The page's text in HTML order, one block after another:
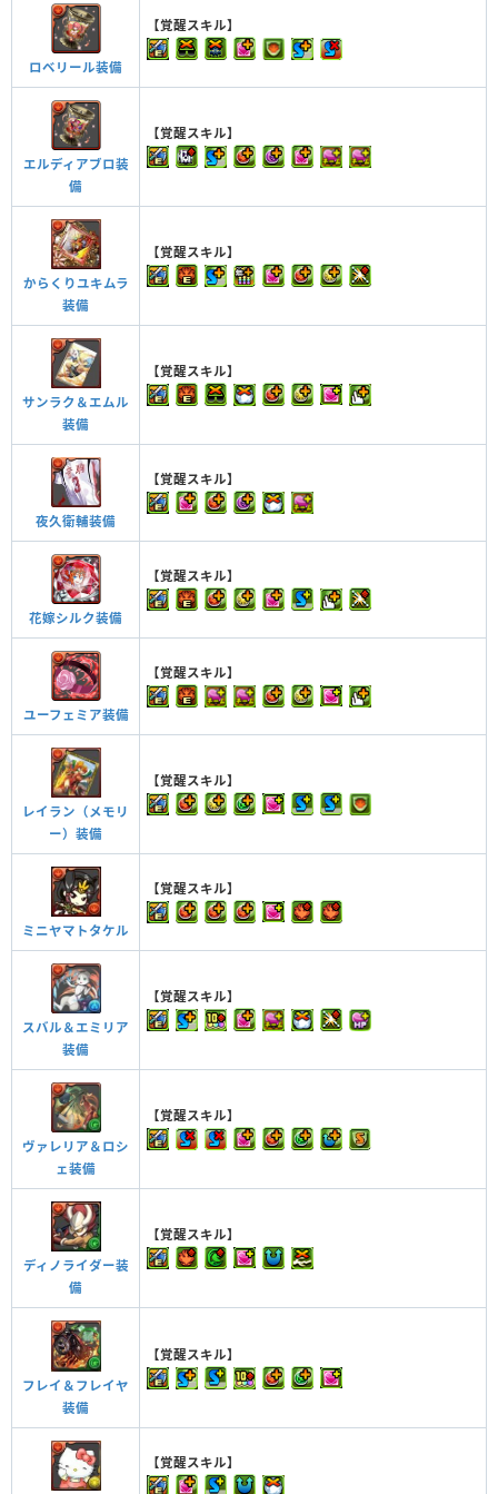
ロベリール装備
【覚醒スキル】
エルディアブロ装
備
【覚醒スキル】
からくりユキムラ
装備
【覚醒スキル】
サンラク＆エムル
装備
【覚醒スキル】
夜久衛輔装備
【覚醒スキル】
花嫁シルク装備
【覚醒スキル】
ユーフェミア装備
【覚醒スキル】
レイラン（メモリ
ー）装備
【覚醒スキル】
ミニヤマトタケル
【覚醒スキル】
スバル＆エミリア
装備
【覚醒スキル】
ヴァレリア＆ロシ
ェ装備
【覚醒スキル】
ディノライダー装
備
【覚醒スキル】
フレイ＆フレイヤ
装備
【覚醒スキル】
【覚醒スキル】